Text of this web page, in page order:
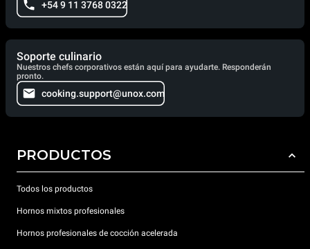
+54 9 11 3768 0322
Soporte culinario
Nuestros chefs corporativos están aquí para ayudarte. Responderán
pronto.
cooking.support@unox.com
PRODUCTOS
Todos los productos
Hornos mixtos profesionales
Hornos profesionales de cocción acelerada